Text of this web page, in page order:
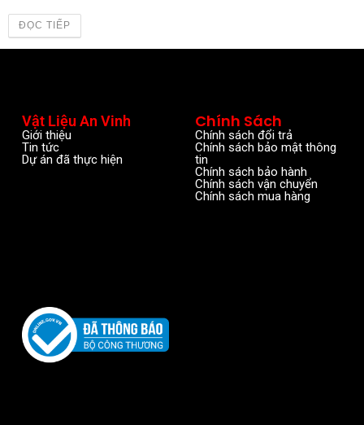
ĐỌC TIẾP
Vật Liệu An Vinh
Giới thiệu
Tin tức
Dự án đã thực hiện
Chính Sách
Chính sách đổi trả
Chính sách bảo mật thông
tin
Chính sách bảo hành
Chính sách vận chuyển
Chính sách mua hàng